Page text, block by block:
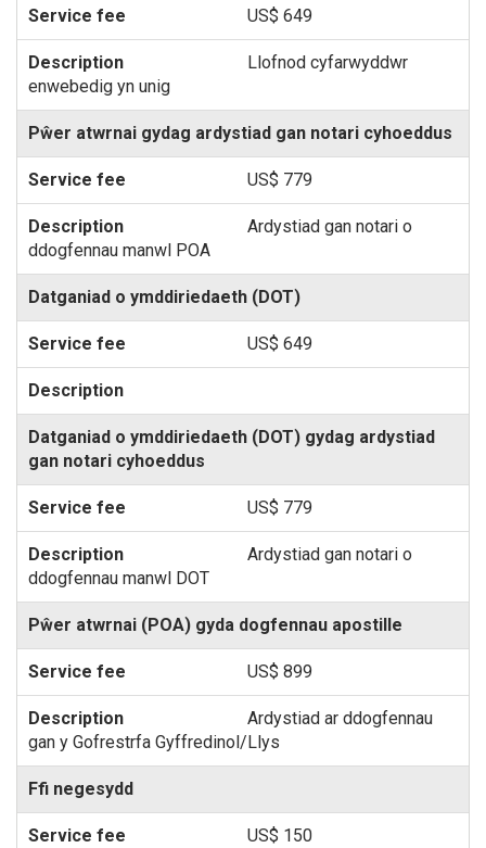
US$ 649
Llofnod cyfarwyddwr
enwebedig yn unig
Pŵer atwrnai gydag ardystiad gan notari cyhoeddus
US$ 779
Ardystiad gan notari o
ddogfennau manwl POA
Datganiad o ymddiriedaeth (DOT)
US$ 649
Datganiad o ymddiriedaeth (DOT) gydag ardystiad
gan notari cyhoeddus
US$ 779
Ardystiad gan notari o
ddogfennau manwl DOT
Pŵer atwrnai (POA) gyda dogfennau apostille
US$ 899
Ardystiad ar ddogfennau
gan y Gofrestrfa Gyffredinol/Llys
Ffi negesydd
US$ 150